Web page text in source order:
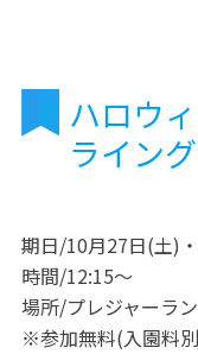
ハロウ
ライン
期日/10月27日(土)
時間/12:15～
場所/プレジャーラ
※参加無料(入園料